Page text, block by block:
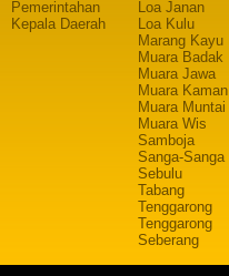
Pemerintahan
Kepala Daerah
Loa Janan
Loa Kulu
Marang Kayu
Muara Badak
Muara Jawa
Muara Kaman
Muara Muntai
Muara Wis
Samboja
Sanga-Sanga
Sebulu
Tabang
Tenggarong
Tenggarong
Seberang